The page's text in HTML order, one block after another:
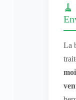
La